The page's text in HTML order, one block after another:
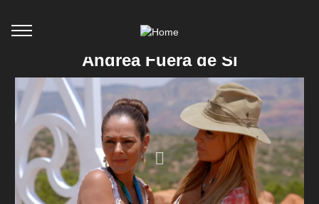
Andrea Fuera de Sí